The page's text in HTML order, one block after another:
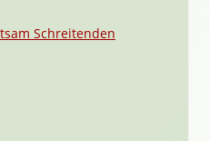
Schreitenden